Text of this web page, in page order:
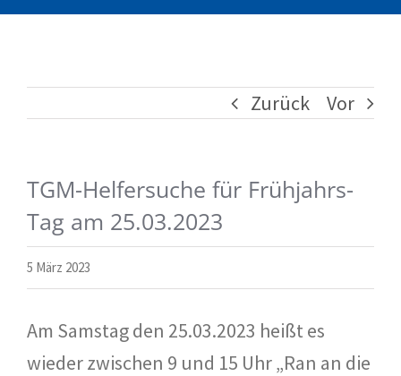
Zurück Vor
TGM-Helfersuche für Frühjahrs-
Tag am 25.03.2023
5 März 2023
Am Samstag den 25.03.2023 heißt es
wieder zwischen 9 und 15 Uhr „Ran an die